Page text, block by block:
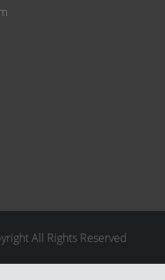
All Rights Reserved